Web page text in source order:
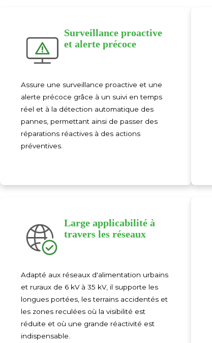
Surveillance proactive
et alerte précoce
Assure une surveillance proactive et une
alerte précoce grâce à un suivi en temps
réel et à la détection automatique des
pannes, permettant ainsi de passer des
réparations réactives à des actions
préventives.
Large applicabilité à
travers les réseaux
Adapté aux réseaux d'alimentation urbains
et ruraux de 6 kV à 35 kV, il supporte les
longues portées, les terrains accidentés et
les zones reculées où la visibilité est
réduite et où une grande réactivité est
indispensable.